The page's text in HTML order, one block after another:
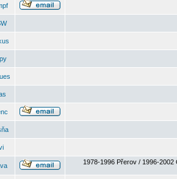
1978-1996 Přerov / 1996-2002